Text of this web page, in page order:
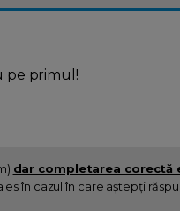
pe primul!
dar completarea corectă
în cazul în care aștepți